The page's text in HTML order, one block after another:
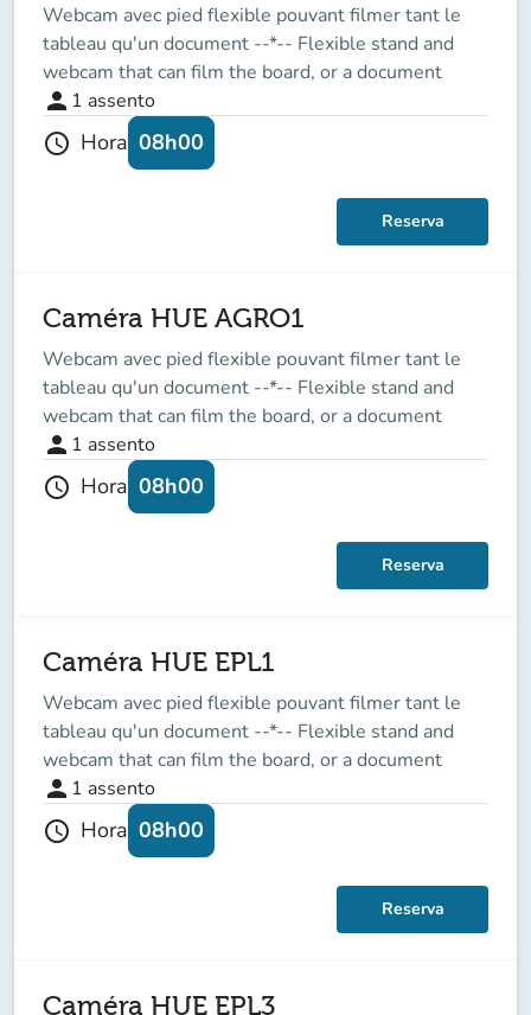
Webcam avec pied flexible pouvant filmer tant le
tableau qu'un document --*-- Flexible stand and
webcam that can film the board, or a document
person 1 assento
schedule Hora 08h00
Reserva
Caméra HUE AGRO1
Webcam avec pied flexible pouvant filmer tant le
tableau qu'un document --*-- Flexible stand and
webcam that can film the board, or a document
person 1 assento
schedule Hora 08h00
Reserva
Caméra HUE EPL1
Webcam avec pied flexible pouvant filmer tant le
tableau qu'un document --*-- Flexible stand and
webcam that can film the board, or a document
person 1 assento
schedule Hora 08h00
Reserva
Caméra HUE EPL3